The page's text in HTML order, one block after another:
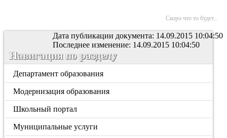
Скоро что то будет...
Дата публикации документа: 14.09.2015 10:04:50
Последнее изменение: 14.09.2015 10:04:50
Навигация по разделу
Департамент образования
Модернизация образования
Школьный портал
Муниципальные услуги